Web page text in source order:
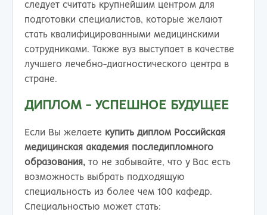
следует считать крупнейшим центром для
подготовки специалистов, которые желают
стать квалифицированными медицинскими
сотрудниками. Также вуз выступает в качестве
лучшего лечебно-диагностического центра в
стране.
ДИПЛОМ - УСПЕШНОЕ БУДУЩЕЕ
Если Вы желаете купить диплом Российская
медицинская академия последипломного
образования, то не забывайте, что у Вас есть
возможность выбрать подходящую
специальность из более чем 100 кафедр.
Специальностью может стать: